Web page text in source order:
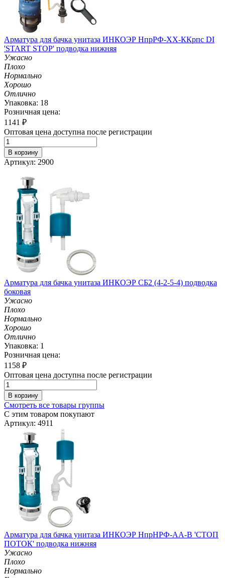
Арматура для бачка унитаза ИНКОЭР НпрРФ-ХХ-ККрпс DI
'START STOP' подводка нижняя
Ужасно
Плохо
Нормально
Хорошо
Отлично
Упаковка: 18
Розничная цена:
1141 ₽
Оптовая цена доступна после регистрации
В корзину
Артикул: 2900
Арматура для бачка унитаза ИНКОЭР СБ2 (4-2-5-4) подводка
боковая
Ужасно
Плохо
Нормально
Хорошо
Отлично
Упаковка: 1
Розничная цена:
1158 ₽
Оптовая цена доступна после регистрации
В корзину
Смотреть все товары группы
С этим товаром покупают
Артикул: 4911
Арматура для бачка унитаза ИНКОЭР НпрНРФ-АА-В 'СТОП
ПОТОК' подводка нижняя
Ужасно
Плохо
Нормально